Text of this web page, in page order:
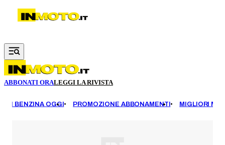
Vai al contenuto principale
ABBONATI ORALEGGI LA RIVISTA
BENZINA OGGI PROMOZIONE ABBONAMENTI MIGLIORI